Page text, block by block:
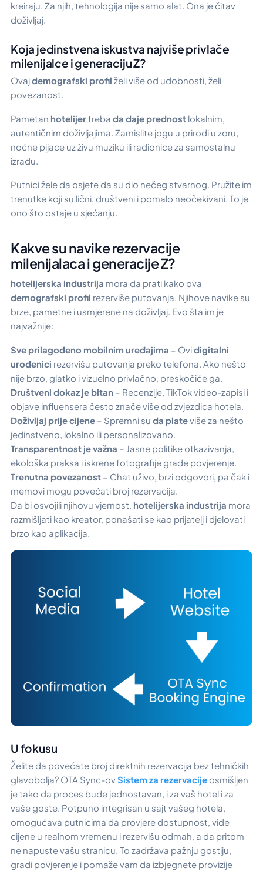
kreiraju. Za njih, tehnologija nije samo alat. Ona je čitav
doživljaj.
Koja jedinstvena iskustva najviše privlače
milenijalce i generaciju Z?
Ovajdemografski profil želi više od udobnosti, želi
povezanost.
Pametan hotelijertreba da daje prednost lokalnim,
autentičnim doživljajima. Zamislite jogu u prirodi u zoru,
noćne pijace uz živu muziku ili radionice za samostalnu
izradu.
Putnici žele da osjete da su dio nečeg stvarnog. Pružite im
trenutke koji su lični, društveni i pomalo neočekivani. To je
ono što ostaje u sjećanju.
Kakve su navike rezervacije
milenijalaca i generacije Z?
hotelijerska industrija mora da prati kako ova
demografski profil rezerviše putovanja. Njihove navike su
brze, pametne i usmjerene na doživljaj. Evo šta im je
najvažnije:
Sve prilagođeno mobilnim uređajima – Ovidigitalni
urođenici rezervišu putovanja preko telefona. Ako nešto
nije brzo, glatko i vizuelno privlačno, preskočiće ga.
Društveni dokaz je bitan – Recenzije, TikTok video-zapisi i
objave influensera često znače više od zvjezdica hotela.
Doživljaj prije cijene – Spremni su da plateviše za nešto
jedinstveno, lokalno ili personalizovano.
Transparentnost je važna – Jasne politike otkazivanja,
ekološka praksa i iskrene fotografije grade povjerenje.
Trenutna povezanost – Chat uživo, brzi odgovori, pa čak i
memovi mogu povećati broj rezervacija.
Da bi osvojili njihovu vjernost, hotelijerska industrija mora
razmišljati kao kreator, ponašati se kao prijatelj i djelovati
brzo kao aplikacija.
U fokusu
Želite da povećate broj direktnih rezervacija bez tehničkih
glavobolja? OTA Sync-ovSistem za rezervacije osmišljen
je tako da proces bude jednostavan, i za vaš hotel i za
vaše goste. Potpuno integrisan u sajt vašeg hotela,
omogućava putnicima da provjere dostupnost, vide
cijene u realnom vremenu i rezervišu odmah, a da pritom
ne napuste vašu stranicu. To zadržava pažnju gostiju,
gradi povjerenje i pomaže vam da izbjegnete provizije